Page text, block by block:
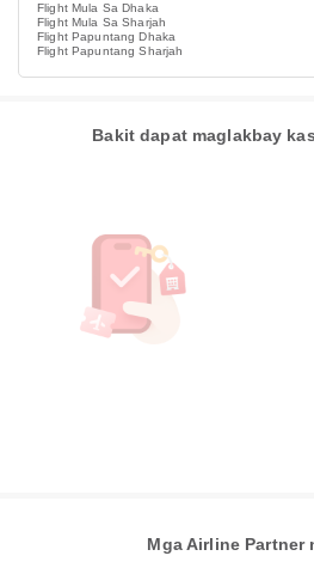
Flight Mula Sa Dhaka
Flight Mula Sa Sharjah
Flight Papuntang Dhaka
Flight Papuntang Sharjah
Bakit dapat maglakbay
Mga Airline Partner